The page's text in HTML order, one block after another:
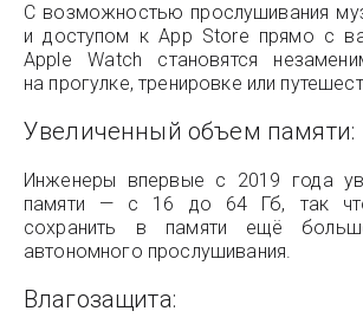
С возможностью прослушивания
и доступом к App Store прямо с
Apple Watch становятся
на прогулке, тренировке или
Увеличенный объем памяти:
Инженеры впервые с 2019 года
памяти — с 16 до 64 Гб, так
сохранить в памяти ещё
автономного прослушивания.
Влагозащита: